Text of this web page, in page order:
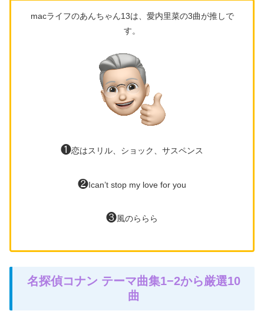
macライフのあんちゃん13は、愛内里菜の3曲が推しで
す。
❶恋はスリル、ショック、サスペンス
❷Ican’t stop my love for you
❸風のららら
名探偵コナン テーマ曲集1−2から厳選10
曲